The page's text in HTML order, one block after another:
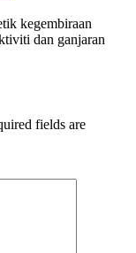
kegembiraan
dan ganjaran
fields are